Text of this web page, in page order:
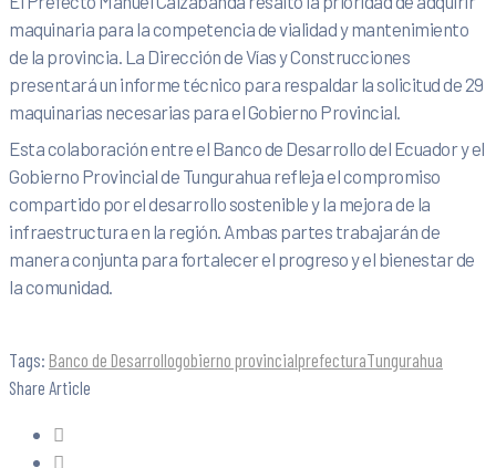
maquinaria para la competencia de vialidad y mantenimiento
de la provincia. La Dirección de Vías y Construcciones
presentará un informe técnico para respaldar la solicitud de 29
maquinarias necesarias para el Gobierno Provincial.
Esta colaboración entre el Banco de Desarrollo del Ecuador y el
Gobierno Provincial de Tungurahua refleja el compromiso
compartido por el desarrollo sostenible y la mejora de la
infraestructura en la región. Ambas partes trabajarán de
manera conjunta para fortalecer el progreso y el bienestar de
la comunidad.
Tags: Banco de Desarrollogobierno provincialprefecturaTungurahua
Share Article